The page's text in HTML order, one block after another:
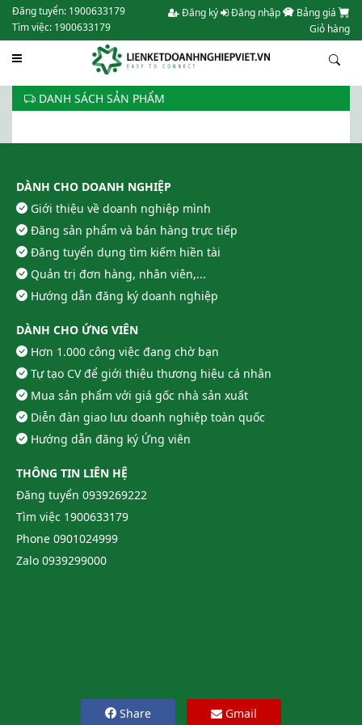
Đăng tuyển: 1900633179
Tìm việc: 1900633179
Đăng ký Đăng nhập
Bảng giá
Giỏ hàng
DANH SÁCH SẢN PHẨM
DÀNH CHO DOANH NGHIỆP
Giới thiệu về doanh nghiệp mình
Đăng sản phẩm và bán hàng trực tiếp
Đăng tuyển dụng tìm kiếm hiền tài
Quản trị đơn hàng, nhân viên,...
Hướng dẫn đăng ký doanh nghiệp
DÀNH CHO ỨNG VIÊN
Hơn 1.000 công việc đang chờ bạn
Tự tạo CV để giới thiệu thương hiệu cá nhân
Mua sản phẩm với giá gốc nhà sản xuất
Diễn đàn giao lưu doanh nghiệp toàn quốc
Hướng dẫn đăng ký Ứng viên
THÔNG TIN LIÊN HỆ
Đăng tuyển 0939269222
Tìm việc 1900633179
Phone 0901024999
Zalo 0939299000
Share Gmail